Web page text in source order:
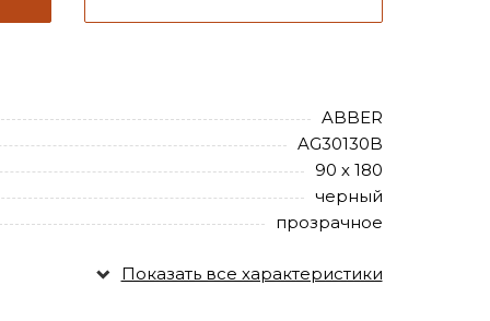
ABBER
AG30130B
90 х 180
черный
прозрачное
Показать все характеристики